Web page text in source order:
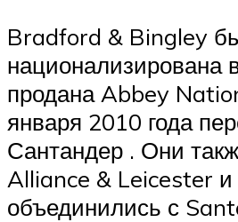
Bradford & Bingley
национализирована
продана Abbey
января 2010 года
Сантандер . Они
Alliance & Leicester и
объединились с